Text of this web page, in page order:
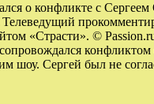
о конфликте с
«Страсти». ©
конфликтом
шоу. Сергей был не